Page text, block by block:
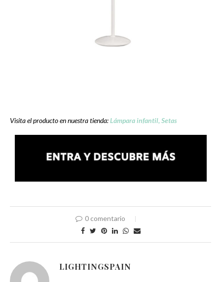
Visita el producto en nuestra tienda:Lámpara infantil, Setas
0 comentario
LIGHTINGSPAIN